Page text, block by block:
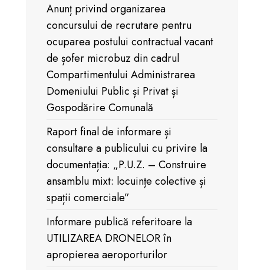
Anunț privind organizarea
concursului de recrutare pentru
ocuparea postului contractual vacant
de șofer microbuz din cadrul
Compartimentului Administrarea
Domeniului Public și Privat și
Gospodărire Comunală
Raport final de informare și
consultare a publicului cu privire la
documentația: „P.U.Z. – Construire
ansamblu mixt: locuințe colective și
spații comerciale”
Informare publică referitoare la
UTILIZAREA DRONELOR în
apropierea aeroporturilor